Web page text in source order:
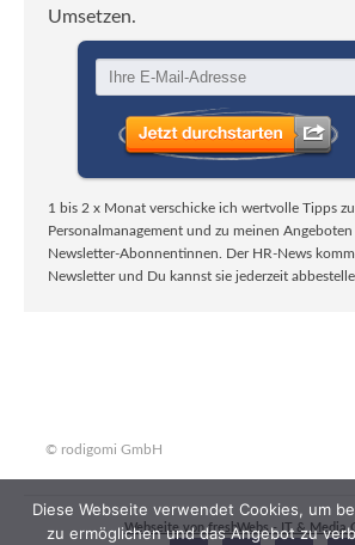
Umsetzen.
1 bis 2 x Monat verschicke ich wertvolle Tipps
Personalmanagement und zu meinen
Newsletter-Abonnentinnen. Der HR-News
Newsletter und Du kannst sie jederzeit
© rodigomi GmbH
Webseite von freshWebs - IT & Media
Diese Webseite verwendet Cookies, um
zu ermöglichen und das Angebot zu